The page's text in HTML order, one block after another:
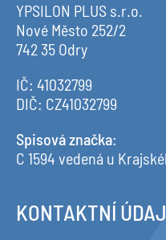
YPSILON PLUS s.r.o.
Nové Město 252/2
742 35 Odry
IČ: 41032799
DIČ: CZ41032799
Spisová značka:
C 1594 vedená u
KONTAKTNÍ